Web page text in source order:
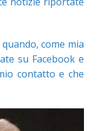
come mia
su Facebook e
contatto e che